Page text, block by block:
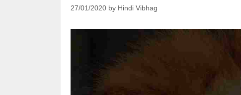
27/01/2020 by Hindi Vibhag